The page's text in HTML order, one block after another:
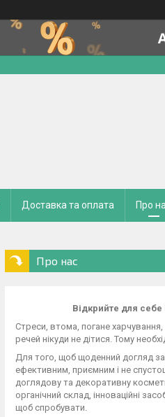
Доставка та оплата Про
Про нас
Відкрийте для
Стреси, втома, погане
речей нікуди не дітися. Тому
Для того, щоб щоденний догляд
ефективним, приємним і не
доглядову та декоративну
органічний склад, інноваційні
щоб спробувати.